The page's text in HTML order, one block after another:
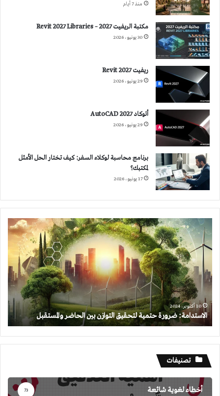
منذ 7 أيام
مكتبة الريفيت 2027 – Revit 2027 Libraries
30 يونيو، 2026
ريفيت 2027 Revit
29 يونيو، 2026
أتوكاد 2027 AutoCAD
29 يونيو، 2026
برنامج محاسبة لوكلاء السفر: كيف تختار الحل الأمثل
لمكتبك؟
17 يونيو، 2026
الاستدامة:
ضرورة
حتمية
لتحقيق
التوازن
بين
الحاضر
والمستقبل
10 أكتوبر، 2024
الاستدامة: ضرورة حتمية لتحقيق التوازن بين الحاضر والمستقبل
تصنيفات
أخطاء لغوية شائعة 73